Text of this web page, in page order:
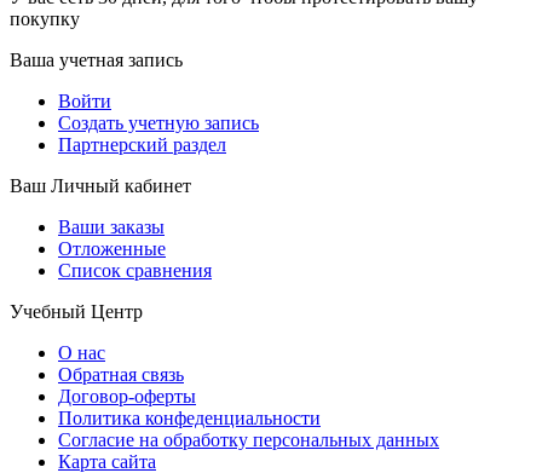
покупку
Ваша учетная запись
Войти
Создать учетную запись
Партнерский раздел
Ваш Личный кабинет
Ваши заказы
Отложенные
Список сравнения
Учебный Центр
О нас
Обратная связь
Договор-оферты
Политика конфеденциальности
Согласие на обработку персональных данных
Карта сайта